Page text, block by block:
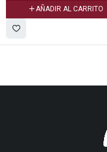
AÑADIR AL CARRITO